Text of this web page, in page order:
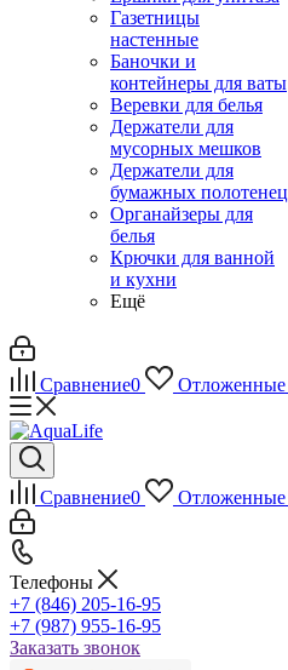
Газетницы
настенные
Баночки и
контейнеры для ваты
Веревки для белья
Держатели для
мусорных мешков
Держатели для
бумажных полотенец
Органайзеры для
белья
Крючки для ванной
и кухни
Ещё
Сравнение0 Отложенные
Сравнение0 Отложенные
Телефоны
+7 (846) 205-16-95
+7 (987) 955-16-95
Заказать звонок